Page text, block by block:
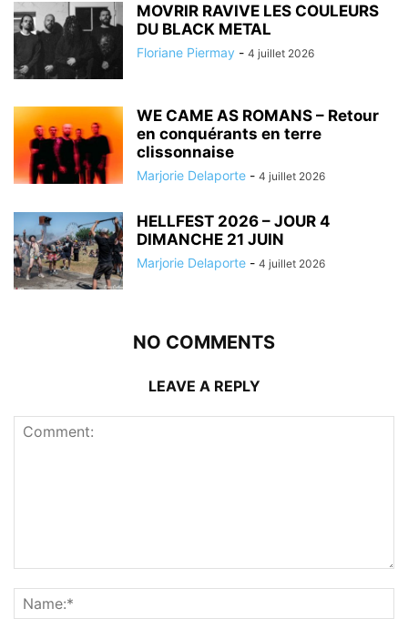
MOVRIR RAVIVE LES COULEURS
DU BLACK METAL
Floriane Piermay - 4 juillet 2026
WE CAME AS ROMANS – Retour
en conquérants en terre
clissonnaise
Marjorie Delaporte - 4 juillet 2026
HELLFEST 2026 – JOUR 4
DIMANCHE 21 JUIN
Marjorie Delaporte - 4 juillet 2026
NO COMMENTS
LEAVE A REPLY